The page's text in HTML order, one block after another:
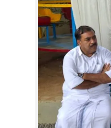
LIFESTYLE